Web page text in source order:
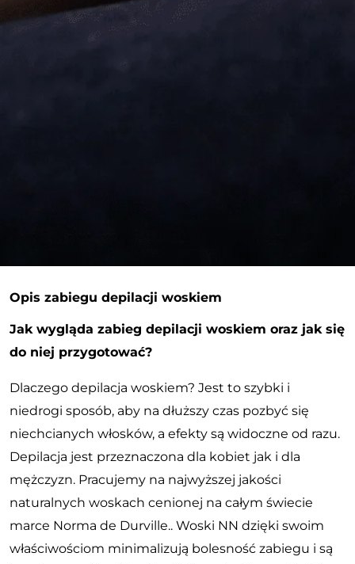
Opis zabiegu depilacji woskiem
Jak wygląda zabieg depilacji woskiem oraz jak się
do niej przygotować?
Dlaczego depilacja woskiem? Jest to szybki i
niedrogi sposób, aby na dłuższy czas pozbyć się
niechcianych włosków, a efekty są widoczne od razu.
Depilacja jest przeznaczona dla kobiet jak i dla
mężczyzn. Pracujemy na najwyższej jakości
naturalnych woskach cenionej na całym świecie
marce Norma de Durville.. Woski NN dzięki swoim
właściwościom minimalizują bolesność zabiegu i są